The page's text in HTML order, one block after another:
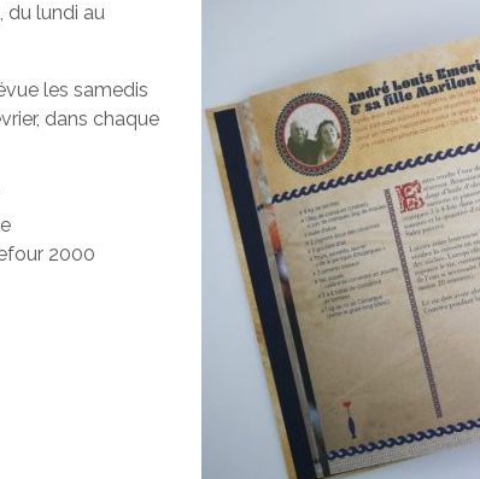
du lundi au
les samedis
dans chaque
2000